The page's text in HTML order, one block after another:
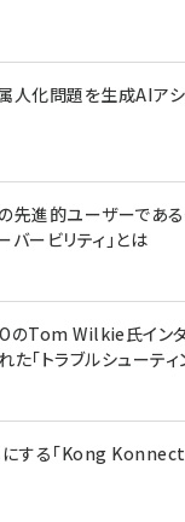
属人化問題を生成AIア
先進的ユーザーであ
バービリティ」とは
Tom Wilkie氏インタ
た「トラブルシューテ
する「Kong Konnect